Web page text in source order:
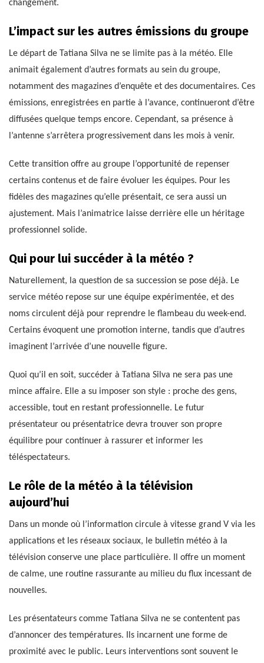
changement.
L’impact sur les autres émissions du groupe
Le départ de Tatiana Silva ne se limite pas à la météo. Elle
animait également d’autres formats au sein du groupe,
notamment des magazines d’enquête et des documentaires. Ces
émissions, enregistrées en partie à l’avance, continueront d’être
diffusées quelque temps encore. Cependant, sa présence à
l’antenne s’arrêtera progressivement dans les mois à venir.
Cette transition offre au groupe l’opportunité de repenser
certains contenus et de faire évoluer les équipes. Pour les
fidèles des magazines qu’elle présentait, ce sera aussi un
ajustement. Mais l’animatrice laisse derrière elle un héritage
professionnel solide.
Qui pour lui succéder à la météo ?
Naturellement, la question de sa succession se pose déjà. Le
service météo repose sur une équipe expérimentée, et des
noms circulent déjà pour reprendre le flambeau du week-end.
Certains évoquent une promotion interne, tandis que d’autres
imaginent l’arrivée d’une nouvelle figure.
Quoi qu’il en soit, succéder à Tatiana Silva ne sera pas une
mince affaire. Elle a su imposer son style : proche des gens,
accessible, tout en restant professionnelle. Le futur
présentateur ou présentatrice devra trouver son propre
équilibre pour continuer à rassurer et informer les
téléspectateurs.
Le rôle de la météo à la télévision
aujourd’hui
Dans un monde où l’information circule à vitesse grand V via les
applications et les réseaux sociaux, le bulletin météo à la
télévision conserve une place particulière. Il offre un moment
de calme, une routine rassurante au milieu du flux incessant de
nouvelles.
Les présentateurs comme Tatiana Silva ne se contentent pas
d’annoncer des températures. Ils incarnent une forme de
proximité avec le public. Leurs interventions sont souvent le